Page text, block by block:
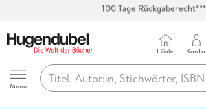
Abholung in über 100 Filialen
Hugendubel
Menu
Filiale Konto